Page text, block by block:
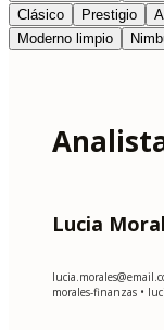
Clásico
Prestigio
Moderno limpio
Lucia
morales-finanzas •